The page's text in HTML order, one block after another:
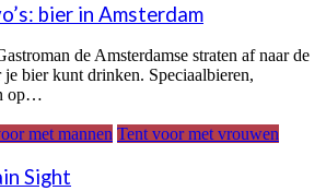
bier in Amsterdam
de Amsterdamse straten af naar de
je bier kunt drinken. Speciaalbieren,
op…
met mannen Tent voor met vrouwen
Sight